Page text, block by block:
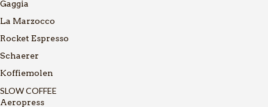
Gaggia
La Marzocco
Rocket Espresso
Schaerer
Koffiemolen
SLOW COFFEE
Aeropress